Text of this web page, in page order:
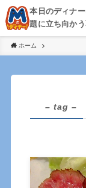
本日のディナ
題に立ち向か
阪・京都・神
歩き、飲み歩き
ホーム
– tag –